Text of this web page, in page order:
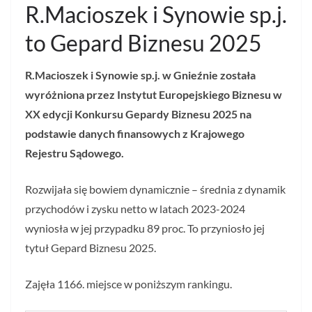
R.Macioszek i Synowie sp.j.
to Gepard Biznesu 2025
R.Macioszek i Synowie sp.j. w Gnieźnie została
wyróżniona przez Instytut Europejskiego Biznesu w
XX edycji Konkursu Gepardy Biznesu 2025 na
podstawie danych finansowych z Krajowego
Rejestru Sądowego.
Rozwijała się bowiem dynamicznie – średnia z dynamik
przychodów i zysku netto w latach 2023-2024
wyniosła w jej przypadku 89 proc. To przyniosło jej
tytuł Gepard Biznesu 2025.
Zajęła 1166. miejsce w poniższym rankingu.